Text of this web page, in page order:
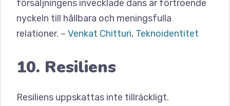
försäljningens invecklade dans är förtroende
nyckeln till hållbara och meningsfulla
relationer. – Venkat Chitturi, Teknoidentitet
10. Resiliens
Resiliens uppskattas inte tillräckligt.